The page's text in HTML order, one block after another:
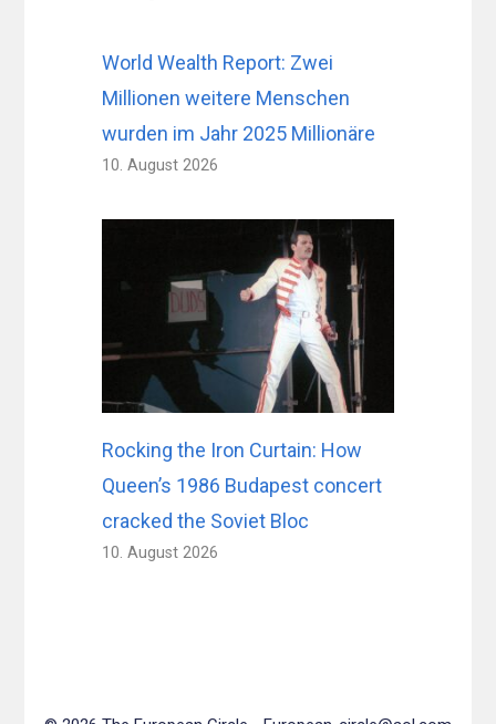
World Wealth Report: Zwei
Millionen weitere Menschen
wurden im Jahr 2025 Millionäre
10. August 2026
Rocking the Iron Curtain: How
Queen’s 1986 Budapest concert
cracked the Soviet Bloc
10. August 2026